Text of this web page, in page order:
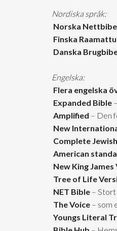
Nordiska språk:
Norska
Finska
Danska
Engelska:
Flera engelska
Expanded Bible
Amplified – Den
New
Complete
American
New King James
Tree of Life
NET Bible –
The Voice – som
Youngs Literal